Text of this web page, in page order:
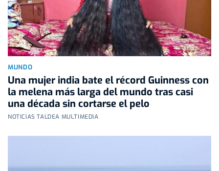
MUNDO
Una mujer india bate el récord Guinness con
la melena más larga del mundo tras casi
una década sin cortarse el pelo
NOTICIAS TALDEA MULTIMEDIA